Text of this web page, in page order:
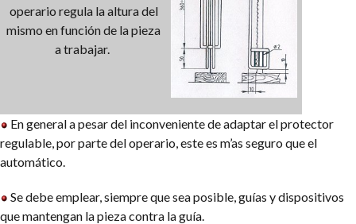
operario regula la altura del
mismo en función de la pieza
a trabajar.
En general a pesar del inconveniente de adaptar el protector
regulable, por parte del operario, este es m’as seguro que el
automático.
Se debe emplear, siempre que sea posible, guías y dispositivos
que mantengan la pieza contra la guía.